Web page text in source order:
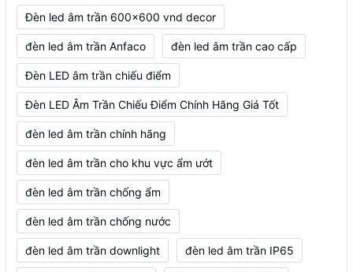
Đèn led âm trần 600x600 vnd decor
đèn led âm trần Anfaco đèn led âm trần cao cấp
Đèn LED âm trần chiếu điểm
Đèn LED Âm Trần Chiếu Điểm Chính Hãng Giá Tốt
đèn led âm trần chính hãng
đèn led âm trần cho khu vực ẩm ướt
đèn led âm trần chống ẩm
đèn led âm trần chống nước
đèn led âm trần downlight đèn led âm trần IP65